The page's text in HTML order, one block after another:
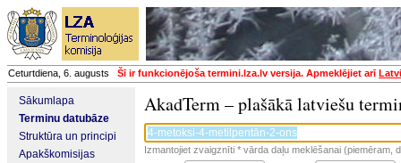
Ceturtdiena, 6. augusts Šī ir funkcionējoša termini.lza.lv versija. Apmeklējiet arī
Sākumlapa
Terminu datubāze
Struktūra un principi
Apakškomisijas
AkadTerm – plašākā latviešu
Izmantojiet zvaigznīti * vārda daļu meklēšanai (piemēram,